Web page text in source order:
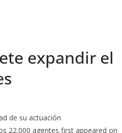
expandir el
de su actuación
22.000 agentes first appeared on